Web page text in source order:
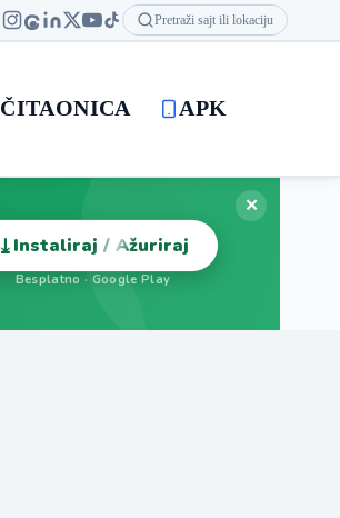
Pretraži sajt ili lokaciju
ČITAONICA APK
⤓Instaliraj / Ažuriraj
Besplatno · Google Play
✕